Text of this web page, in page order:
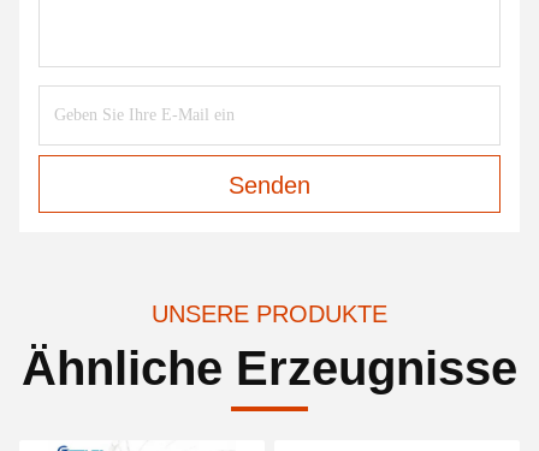
Senden
UNSERE PRODUKTE
Ähnliche Erzeugnisse